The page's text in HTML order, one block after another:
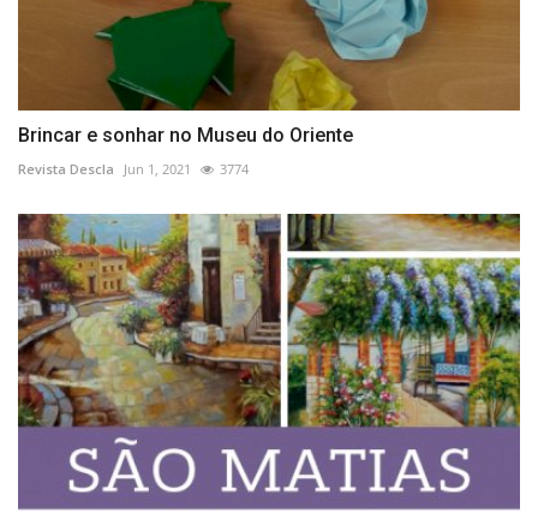
Brincar e sonhar no Museu do Oriente
Revista Descla Jun 1, 2021 3774